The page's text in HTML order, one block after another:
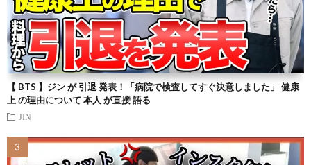
【 BTS 】ジン が 引退 発表！「病院で検査してすぐ決意しました」 健康
上 の理由について 本人 が直接 語る
JIN